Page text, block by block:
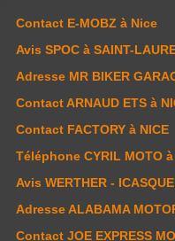
Contact E-MOBZ à Nice
Avis SPOC à SAINT-
Adresse MR BIKER
ContactARNAUD ETS à
Contact FACTORY à NICE
Téléphone CYRIL MOTO
Avis WERTHER -
AdresseALABAMA
Contact JOE EXPRESS